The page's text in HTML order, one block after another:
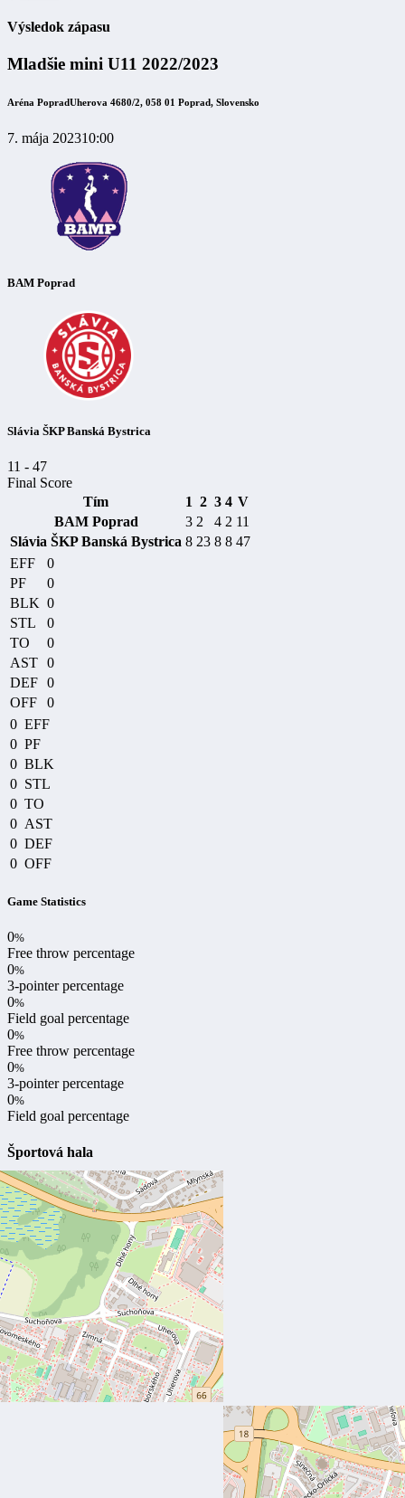
Výsledok zápasu
Mladšie mini U11 2022/2023
Aréna PopradUherova 4680/2, 058 01 Poprad, Slovensko
7. mája 202310:00
BAM Poprad
Slávia ŠKP Banská Bystrica
11 - 47
Final Score
Tím
1 2 3 4 V
BAM Poprad
3 2 4 2 11
Slávia ŠKP Banská Bystrica 8 23 8 8 47
EFF
0
PF
0
BLK 0
STL
0
TO
0
AST 0
DEF 0
OFF
0
0 EFF
0 PF
0 BLK
0 STL
0 TO
0 AST
0 DEF
0 OFF
Game Statistics
0%
Free throw percentage
0%
3-pointer percentage
0%
Field goal percentage
0%
Free throw percentage
0%
3-pointer percentage
0%
Field goal percentage
Športová hala
Aréna Poprad